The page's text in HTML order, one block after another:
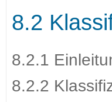
8.2
8.2.1
8.2.2